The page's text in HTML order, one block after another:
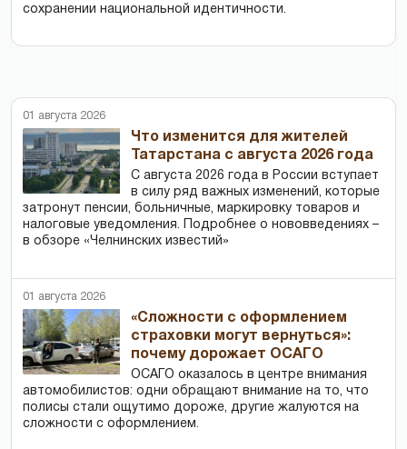
сохранении национальной идентичности.
01 августа 2026
Что изменится для жителей
Татарстана с августа 2026 года
С августа 2026 года в России вступает
в силу ряд важных изменений, которые
затронут пенсии, больничные, маркировку товаров и
налоговые уведомления. Подробнее о нововведениях –
в обзоре «Челнинских известий»
01 августа 2026
«Сложности с оформлением
страховки могут вернуться»:
почему дорожает ОСАГО
ОСАГО оказалось в центре внимания
автомобилистов: одни обращают внимание на то, что
полисы стали ощутимо дороже, другие жалуются на
сложности с оформлением.